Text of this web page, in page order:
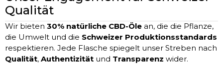
Qualität
Wir bieten 30% natürliche CBD-Öle an, die die Pflanze,
die Umwelt und die Schweizer Produktionsstandards
respektieren. Jede Flasche spiegelt unser Streben nach
Qualität, Authentizität und Transparenz wider.